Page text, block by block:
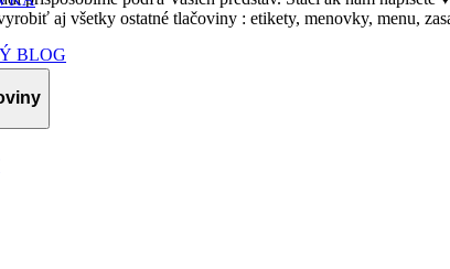
BLOG
aj všetky ostatné tlačoviny : etikety, menovky, menu,